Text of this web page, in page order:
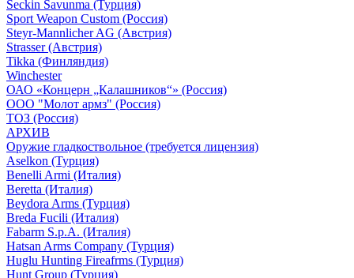
Seckin Savunma (Турция)
Sport Weapon Custom (Россия)
Steyr-Mannlicher AG (Австрия)
Strasser (Австрия)
Tikka (Финляндия)
Winchester
ОАО «Концерн „Калашников“» (Россия)
ООО "Молот армз" (Россия)
ТОЗ (Россия)
АРХИВ
Оружие гладкоствольное (требуется лицензия)
Aselkon (Турция)
Benelli Armi (Италия)
Beretta (Италия)
Beydora Arms (Турция)
Breda Fucili (Италия)
Fabarm S.p.A. (Италия)
Hatsan Arms Company (Турция)
Huglu Hunting Fireafrms (Турция)
Hunt Group (Турция)